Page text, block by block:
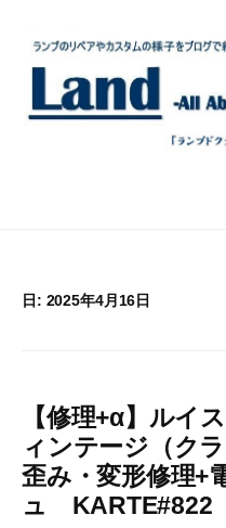
日: 2025年4月16日
【修理+α】ルイ
ィンテージ（ク
歪み・変形修理+
ュ KARTE#822